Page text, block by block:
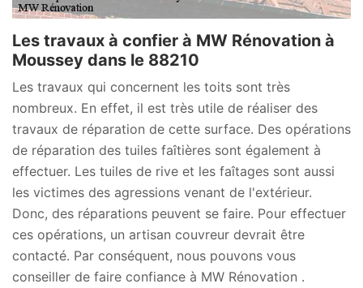
Les travaux à confier à MW Rénovation à
Moussey dans le 88210
Les travaux qui concernent les toits sont très
nombreux. En effet, il est très utile de réaliser des
travaux de réparation de cette surface. Des opérations
de réparation des tuiles faîtières sont également à
effectuer. Les tuiles de rive et les faîtages sont aussi
les victimes des agressions venant de l'extérieur.
Donc, des réparations peuvent se faire. Pour effectuer
ces opérations, un artisan couvreur devrait être
contacté. Par conséquent, nous pouvons vous
conseiller de faire confiance à MW Rénovation .